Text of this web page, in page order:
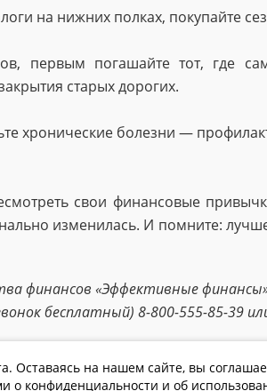
на нижних полках, покупайте
первым погашайте тот, где
старых дорогих.
хронические болезни —
свои финансовые
изменилась. И помните:
финансов «Эффективные
бесплатный) 8-800-555-85-39
на нашем сайте, вы
конфиденциальности и об